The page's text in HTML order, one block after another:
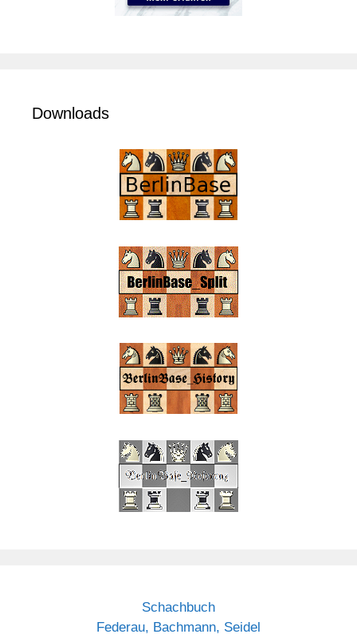
Downloads
Schachbuch
Federau, Bachmann, Seidel